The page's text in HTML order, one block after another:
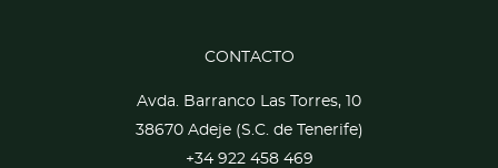
CONTACTO
Avda. Barranco Las Torres, 10
38670 Adeje (S.C. de Tenerife)
+34 922 458 469